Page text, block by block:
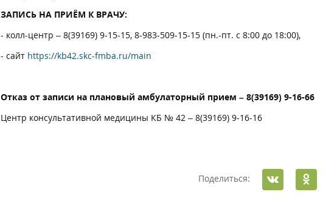
ЗАПИСЬ НА ПРИЁМ К ВРАЧУ:
- колл-центр – 8(39169) 9-15-15, 8-983-509-15-15 (пн.-пт. с 8:00 до 18:00),
- сайт https://kb42.skc-fmba.ru/main
Отказ от записи на плановый амбулаторный прием – 8(39169) 9-16-66
Центр консультативной медицины КБ № 42 – 8(39169) 9-16-16
Поделиться: